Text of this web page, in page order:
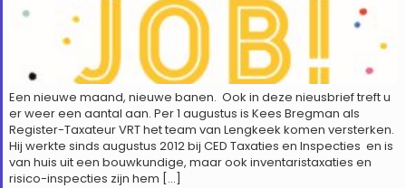
Een nieuwe maand, nieuwe banen. Ook in deze nieusbrief treft u
er weer een aantal aan. Per 1 augustus is Kees Bregman als
Register-Taxateur VRT het team van Lengkeek komen versterken.
Hij werkte sinds augustus 2012 bij CED Taxaties en Inspecties en is
van huis uit een bouwkundige, maar ook inventaristaxaties en
risico-inspecties zijn hem […]